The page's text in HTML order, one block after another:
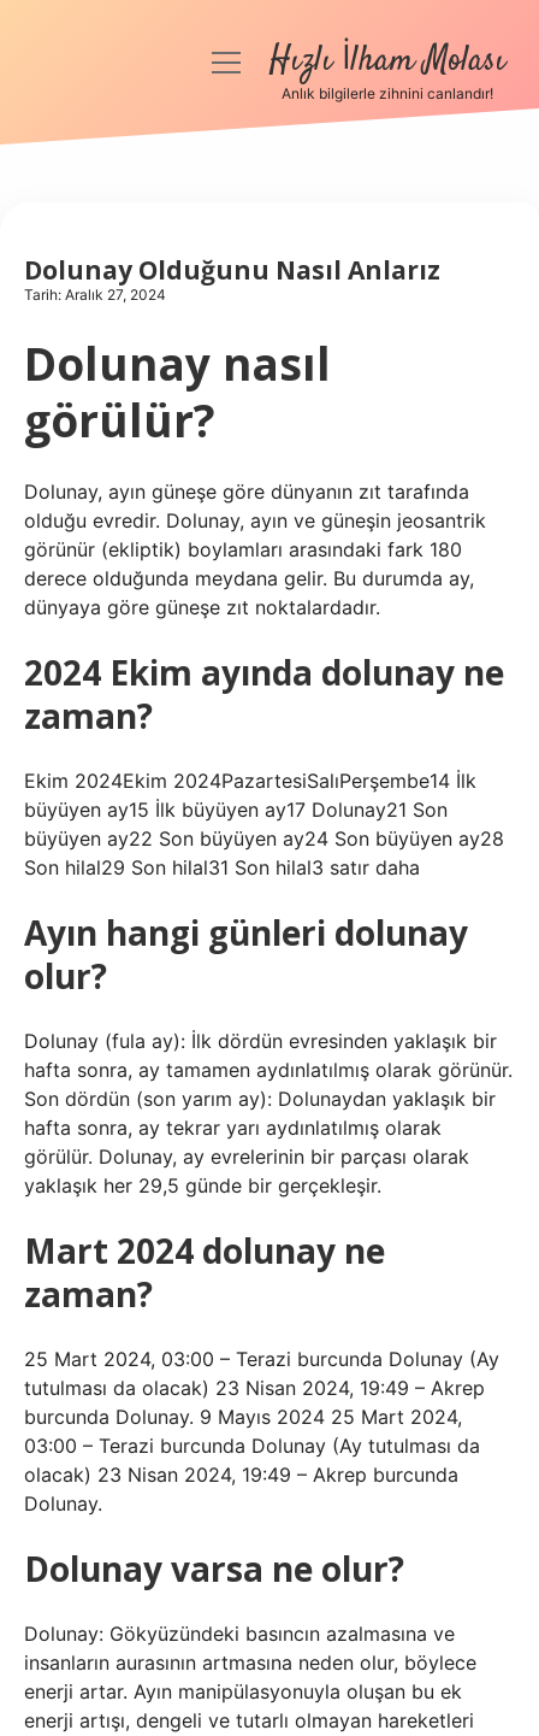
Anasayfa
Hakkımızda
menüyüHızlı İlham Molası
Anlık bilgilerle zihnini canlandır!
Dolunay Olduğunu Nasıl Anlarız
Tarih: Aralık 27, 2024
Dolunay nasıl
görülür?
Dolunay, ayın güneşe göre dünyanın zıt tarafında
olduğu evredir. Dolunay, ayın ve güneşin jeosantrik
görünür (ekliptik) boylamları arasındaki fark 180
derece olduğunda meydana gelir. Bu durumda ay,
dünyaya göre güneşe zıt noktalardadır.
2024 Ekim ayında dolunay ne
zaman?
Ekim 2024Ekim 2024PazartesiSalıPerşembe14 İlk
büyüyen ay15 İlk büyüyen ay17 Dolunay21 Son
büyüyen ay22 Son büyüyen ay24 Son büyüyen ay28
Son hilal29 Son hilal31 Son hilal3 satır daha
Ayın hangi günleri dolunay
olur?
Dolunay (fula ay): İlk dördün evresinden yaklaşık bir
hafta sonra, ay tamamen aydınlatılmış olarak görünür.
Son dördün (son yarım ay): Dolunaydan yaklaşık bir
hafta sonra, ay tekrar yarı aydınlatılmış olarak
görülür. Dolunay, ay evrelerinin bir parçası olarak
yaklaşık her 29,5 günde bir gerçekleşir.
Mart 2024 dolunay ne
zaman?
25 Mart 2024, 03:00 – Terazi burcunda Dolunay (Ay
tutulması da olacak) 23 Nisan 2024, 19:49 – Akrep
burcunda Dolunay. 9 Mayıs 2024 25 Mart 2024,
03:00 – Terazi burcunda Dolunay (Ay tutulması da
olacak) 23 Nisan 2024, 19:49 – Akrep burcunda
Dolunay.
Dolunay varsa ne olur?
Dolunay: Gökyüzündeki basıncın azalmasına ve
insanların aurasının artmasına neden olur, böylece
enerji artar. Ayın manipülasyonuyla oluşan bu ek
enerji artışı, dengeli ve tutarlı olmayan hareketleri